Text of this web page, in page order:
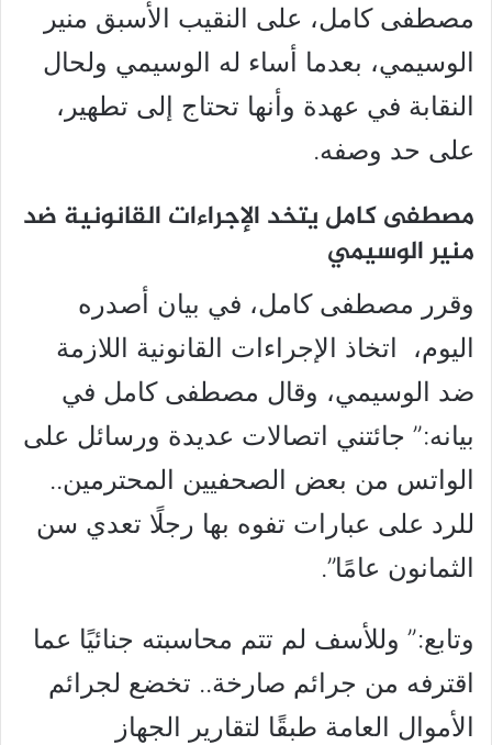
مصطفى كامل، على النقيب الأسبق منير
الوسيمي، بعدما أساء له الوسيمي ولحال
النقابة في عهدة وأنها تحتاج إلى تطهير،
على حد وصفه.
مصطفى كامل يتخد الإجراءات القانونية ضد
منير الوسيمي
وقرر مصطفى كامل، في بيان أصدره
اليوم، اتخاذ الإجراءات القانونية اللازمة
ضد الوسيمي، وقال مصطفى كامل في
بيانه:” جائتني اتصالات عديدة ورسائل على
الواتس من بعض الصحفيين المحترمين..
للرد على عبارات تفوه بها رجلًا تعدي سن
الثمانون عامًا”.
وتابع:” وللأسف لم تتم محاسبته جنائيًا عما
اقترفه من جرائم صارخة.. تخضع لجرائم
الأموال العامة طبقًا لتقارير الجهاز